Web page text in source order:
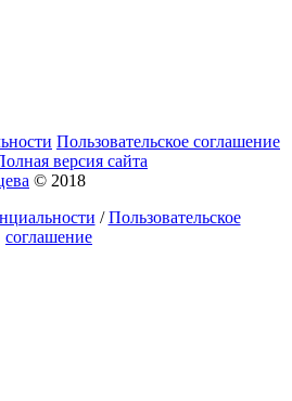
Пользовательское соглашение
версия сайта
© 2018
/Пользовательское
соглашение